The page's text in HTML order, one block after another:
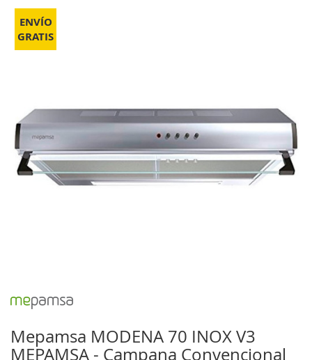
Mepamsa MODENA 70 INOX V3
MEPAMSA - Campana Convencional
ENVÍO
GRATIS
Saltar
final
de
Saltar
de
la